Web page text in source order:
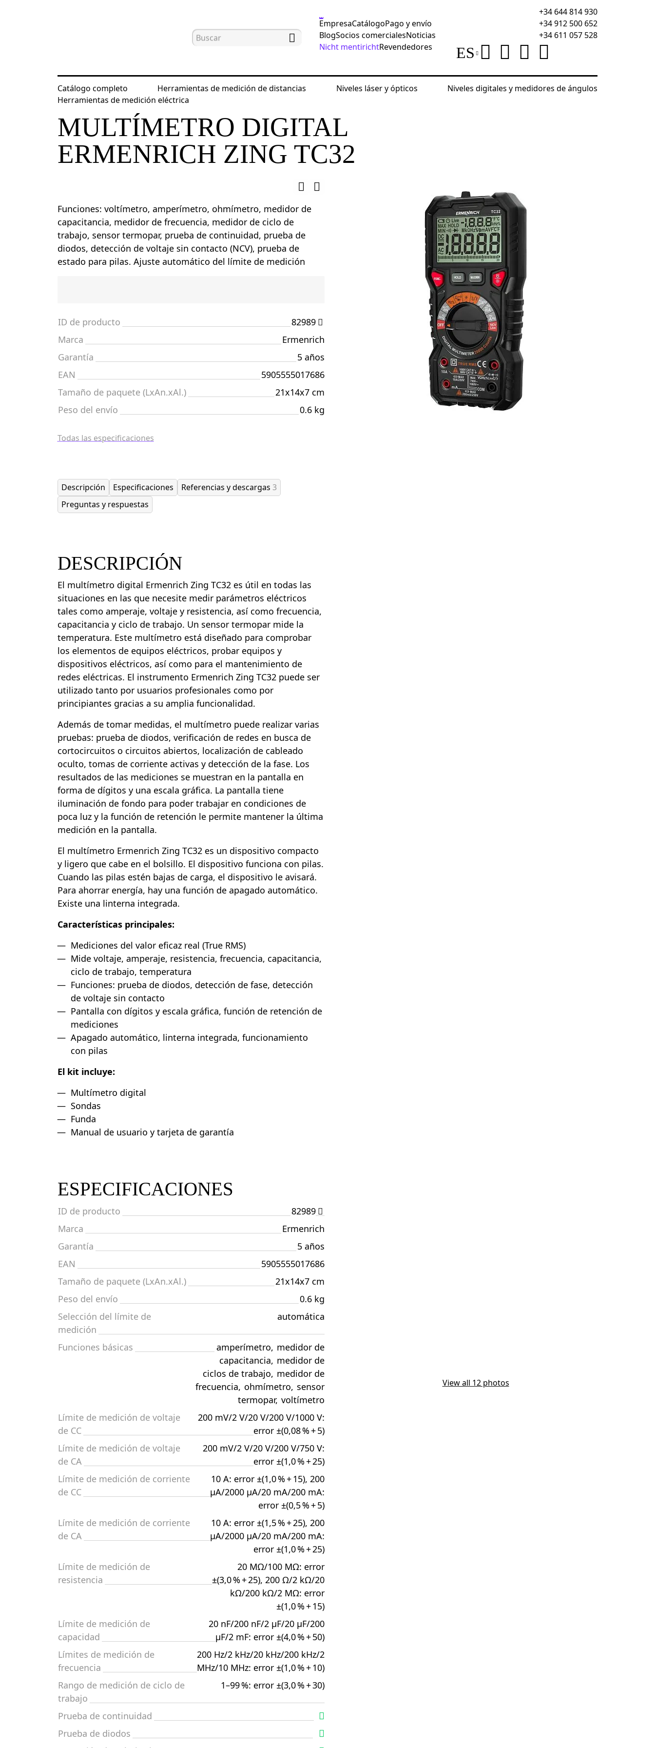
EmpresaCatálogoPago y envío
BlogSocios comercialesNoticias
Nicht mentirichtRevendedores
+34 644 814 930
+34 912 500 652
+34 611 057 528
ES
Catálogo completo Herramientas de medición de distancias Niveles láser y ópticos
Niveles digitales y medidores de ángulos
Herramientas de medición eléctrica
Inicio Catálogo Herramientas de medición eléctrica Multímetros digitales Multímetro digital Ermenrich Zing TC32
MULTÍMETRO DIGITAL
ERMENRICH ZING TC32
View all 12 photos
Funciones: voltímetro, amperímetro, ohmímetro, medidor de
capacitancia, medidor de frecuencia, medidor de ciclo de
trabajo, sensor termopar, prueba de continuidad, prueba de
diodos, detección de voltaje sin contacto (NCV), prueba de
estado para pilas. Ajuste automático del límite de medición
ID de producto
82989
Marca
Ermenrich
Garantía
5 años
EAN
5905555017686
Tamaño de paquete (LxAn.xAl.)
21x14x7 cm
Peso del envío
0.6 kg
Todas las especificaciones
Descripción Especificaciones Referencias y descargas 3
Preguntas y respuestas
DESCRIPCIÓN
El multímetro digital Ermenrich Zing TC32 es útil en todas las
situaciones en las que necesite medir parámetros eléctricos
tales como amperaje, voltaje y resistencia, así como frecuencia,
capacitancia y ciclo de trabajo. Un sensor termopar mide la
temperatura. Este multímetro está diseñado para comprobar
los elementos de equipos eléctricos, probar equipos y
dispositivos eléctricos, así como para el mantenimiento de
redes eléctricas. El instrumento Ermenrich Zing TC32 puede ser
utilizado tanto por usuarios profesionales como por
principiantes gracias a su amplia funcionalidad.
Además de tomar medidas, el multímetro puede realizar varias
pruebas: prueba de diodos, verificación de redes en busca de
cortocircuitos o circuitos abiertos, localización de cableado
oculto, tomas de corriente activas y detección de la fase. Los
resultados de las mediciones se muestran en la pantalla en
forma de dígitos y una escala gráfica. La pantalla tiene
iluminación de fondo para poder trabajar en condiciones de
poca luz y la función de retención le permite mantener la última
medición en la pantalla.
El multímetro Ermenrich Zing TC32 es un dispositivo compacto
y ligero que cabe en el bolsillo. El dispositivo funciona con pilas.
Cuando las pilas estén bajas de carga, el dispositivo le avisará.
Para ahorrar energía, hay una función de apagado automático.
Existe una linterna integrada.
Características principales:
Mediciones del valor eficaz real (True RMS)
Mide voltaje, amperaje, resistencia, frecuencia, capacitancia,
ciclo de trabajo, temperatura
Funciones: prueba de diodos, detección de fase, detección
de voltaje sin contacto
Pantalla con dígitos y escala gráfica, función de retención de
mediciones
Apagado automático, linterna integrada, funcionamiento
con pilas
El kit incluye:
Multímetro digital
Sondas
Funda
Manual de usuario y tarjeta de garantía
ESPECIFICACIONES
ID de producto
82989
Marca
Ermenrich
Garantía
5 años
EAN
5905555017686
Tamaño de paquete (LxAn.xAl.)
21x14x7 cm
Peso del envío
0.6 kg
Selección del límite de
medición
automática
Funciones básicas amperímetro, medidor de
capacitancia, medidor de
ciclos de trabajo, medidor de
frecuencia, ohmímetro, sensor
termopar, voltímetro
Límite de medición de voltaje
de CC
200 mV/2 V/20 V/200 V/1000 V:
error ±(0,08 % + 5)
Límite de medición de voltaje
de CA
200 mV/2 V/20 V/200 V/750 V:
error ±(1,0 % + 25)
Límite de medición de corriente
de CC
10 A: error ±(1,0 % + 15), 200
µA/2000 µA/20 mA/200 mA:
error ±(0,5 % + 5)
Límite de medición de corriente
de CA
10 A: error ±(1,5 % + 25), 200
µA/2000 µA/20 mA/200 mA:
error ±(1,0 % + 25)
Límite de medición de
resistencia
20 MΩ/100 MΩ: error
±(3,0 % + 25), 200 Ω/2 kΩ/20
kΩ/200 kΩ/2 MΩ: error
±(1,0 % + 15)
Límite de medición de
capacidad
20 nF/200 nF/2 µF/20 µF/200
µF/2 mF: error ±(4,0 % + 50)
Límites de medición de
frecuencia
200 Hz/2 kHz/20 kHz/200 kHz/2
MHz/10 MHz: error ±(1,0 % + 10)
Rango de medición de ciclo de
trabajo
1–99 %: error ±(3,0 % + 30)
Prueba de continuidad
Prueba de diodos